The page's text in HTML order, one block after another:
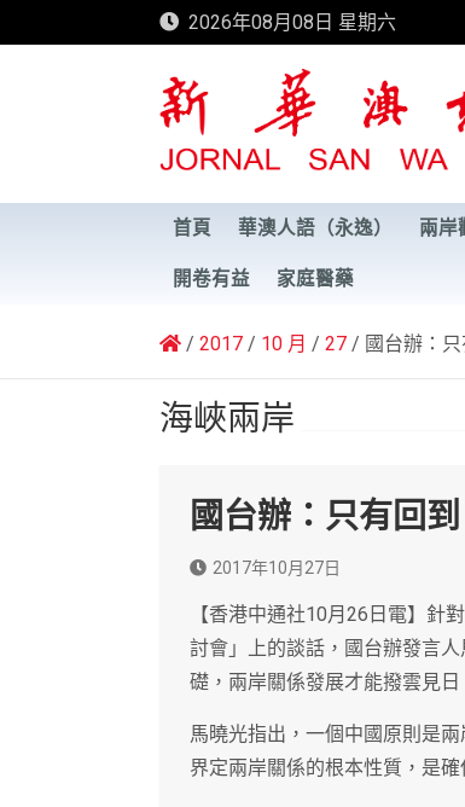
to
2026年08月08日 星期六
新華澳報
首頁 華澳人語（永逸） 兩岸
開卷有益 家庭醫藥
2017 10 月 27 國台辦：
海峽兩岸
國台辦：只有回
2017年10月27日
【香港中通社10月26日電】針
討會」上的談話，國台辦發言
礎，兩岸關係發展才能撥雲見日
馬曉光指出，一個中國原則是
界定兩岸關係的根本性質，是